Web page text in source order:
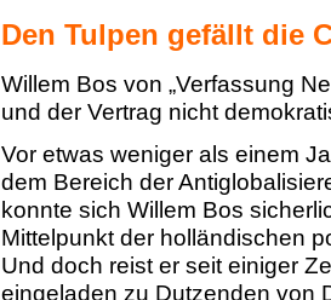
Den Tulpen gefällt die
Willem Bos von „Verfassung
und der Vertrag nicht
Vor etwas weniger als einem
dem Bereich der
konnte sich Willem Bos
Mittelpunkt der holländischen
Und doch reist er seit einiger
eingeladen zu Dutzenden von